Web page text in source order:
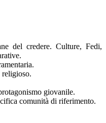
del credere. Culture, Fedi,
religioso.
giovanile.
comunità di riferimento.